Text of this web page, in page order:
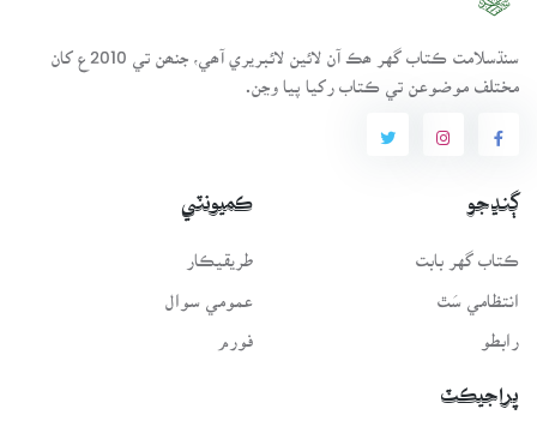
سنڌسلامت ڪتاب گهر ھڪ آن لائين لائبريري آھي، جنھن تي 2010ع کان
مختلف موضوعن تي ڪتاب رکيا پيا وڃن.
ڳنڍجو
ڪتاب گهر بابت
انتظامي سَٿ
رابطو
ڪميونٽي
طريقيڪار
عمومي سوال
فورم
پراجيڪٽ